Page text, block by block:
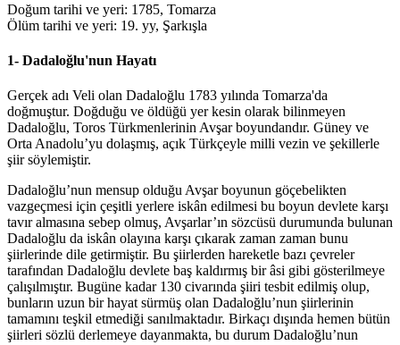
Doğum tarihi ve yeri: 1785, Tomarza
Ölüm tarihi ve yeri: 19. yy, Şarkışla
1- Dadaloğlu'nun Hayatı
Gerçek adı Veli olan Dadaloğlu 1783 yılında Tomarza'da
doğmuştur. Doğduğu ve öldüğü yer kesin olarak bilinmeyen
Dadaloğlu, Toros Türkmenlerinin Avşar boyundandır. Güney ve
Orta Anadolu’yu dolaşmış, açık Türkçeyle milli vezin ve şekillerle
şiir söylemiştir.
Dadaloğlu’nun mensup olduğu Avşar boyunun göçebelikten
vazgeçmesi için çeşitli yerlere iskân edilmesi bu boyun devlete karşı
tavır almasına sebep olmuş, Avşarlar’ın sözcüsü durumunda bulunan
Dadaloğlu da iskân olayına karşı çıkarak zaman zaman bunu
şiirlerinde dile getirmiştir. Bu şiirlerden hareketle bazı çevreler
tarafından Dadaloğlu devlete baş kaldırmış bir âsi gibi gösterilmeye
çalışılmıştır. Bugüne kadar 130 civarında şiiri tesbit edilmiş olup,
bunların uzun bir hayat sürmüş olan Dadaloğlu’nun şiirlerinin
tamamını teşkil etmediği sanılmaktadır. Birkaçı dışında hemen bütün
şiirleri sözlü derlemeye dayanmakta, bu durum Dadaloğlu’nun